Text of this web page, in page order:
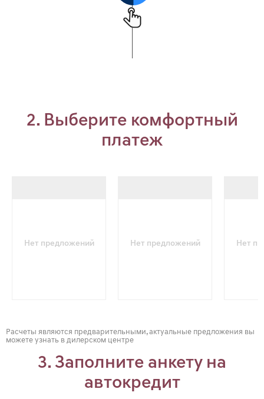
2. Выберите комфортный
платеж
Нет предложений Нет предложений Нет
Расчеты являются предварительными, актуальные предложения вы
можете узнать в дилерском центре
3. Заполните анкету на
автокредит